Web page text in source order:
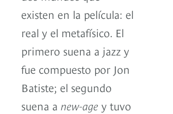
existen en la película: el
real y el metafísico. El
primero suena a jazz y
fue compuesto por Jon
Batiste; el segundo
suena a new-age y tuvo